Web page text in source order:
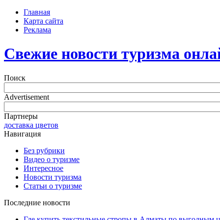
Главная
Карта сайта
Реклама
Свежие новости туризма
Поиск
Advertisement
Партнеры
доставка цветов
Навигация
Без рубрики
Видео о туризме
Интересное
Новости туризма
Статьи о туризме
Последние новости